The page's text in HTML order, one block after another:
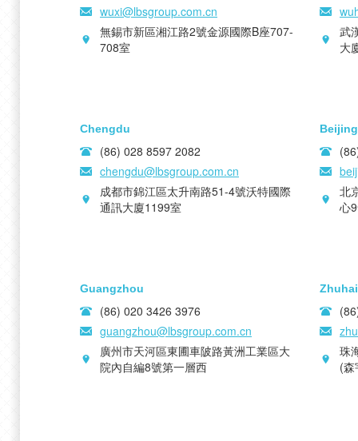
wuxi@lbsgroup.com.cn
無錫市新區湘江路2號金源國際B座707-
708室
武
大
Chengdu
(86) 028 8597 2082
chengdu@lbsgroup.com.cn
成都市錦江區太升南路51-4號沃特國際
通訊大廈1199室
Beijing
北
心
Guangzhou
(86) 020 3426 3976
guangzhou@lbsgroup.com.cn
廣州市天河區東圃車陂路黃洲工業區大
院內自編8號第一層西
Zhuhai
珠
(